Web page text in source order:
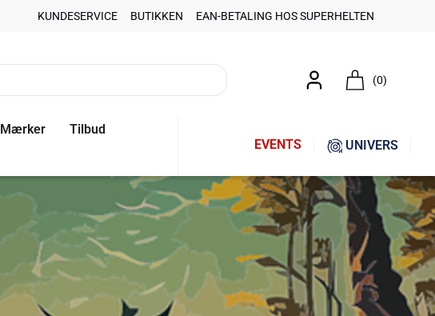
KUNDESERVICE BUTIKKEN EAN-BETALING HOS SUPERHELTEN
(0)
Mærker
Tilbud
EVENTS UNIVERS